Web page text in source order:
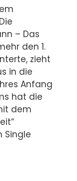
– Das
den 1.
zieht
in die
Anfang
hat die
dem
Single